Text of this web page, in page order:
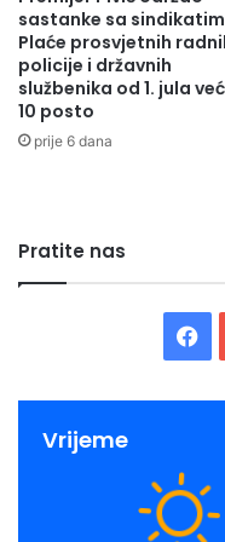
liječenje infekcija,
transplantacije organa,
dijabetesa i velikih
ili zamjena kukova)
sastanke sa
Plaće prosvjetnih
policije i državnih
službenika od 1. jula
10 posto
prije 6 dana
Pratite nas
Vrijeme